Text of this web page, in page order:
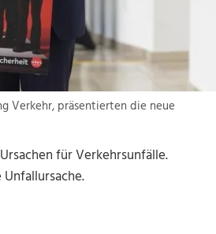
Verkehr, präsentierten die neue
für Verkehrsunfälle.